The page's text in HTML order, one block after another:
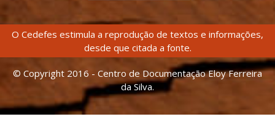
O Cedefes estimula a reprodução de textos e informações,
desde que citada a fonte.
© Copyright 2016 - Centro de Documentação Eloy Ferreira
da Silva.